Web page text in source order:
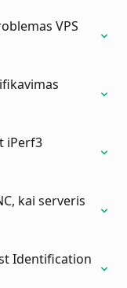
VPS
iPerf3
kai serveris
Identification